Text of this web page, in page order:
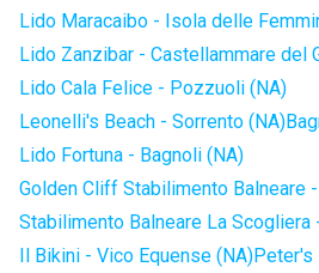
Lido Maracaibo - Isola delle
Lido Zanzibar - Castellammare del
Lido Cala Felice - Pozzuoli (NA)
Leonelli's Beach - Sorrento (NA)
Lido Fortuna - Bagnoli (NA)
Golden Cliff Stabilimento Balneare
Stabilimento Balneare La Scogliera
Il Bikini - Vico Equense (NA)Peter's